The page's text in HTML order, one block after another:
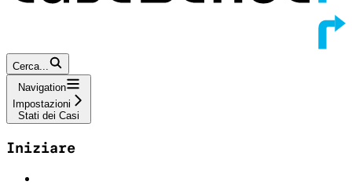
Cerca...
Navigation
Impostazioni
Stati dei Casi
Iniziare